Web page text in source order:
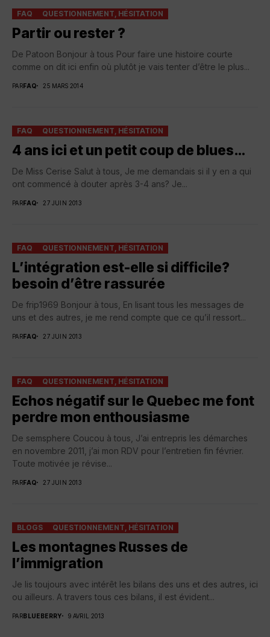
FAQ QUESTIONNEMENT, HÉSITATION
Partir ou rester ?
De Patoon Bonjour à tous Pour faire une histoire courte
comme on dit ici enfin où plutôt je vais tenter d’être le plus...
PARFAQ 25 MARS 2014
FAQ QUESTIONNEMENT, HÉSITATION
4 ans ici et un petit coup de blues…
De Miss Cerise Salut à tous, Je me demandais si il y en a qui
ont commencé à douter après 3-4 ans? Je...
PARFAQ 27 JUIN 2013
FAQ QUESTIONNEMENT, HÉSITATION
L’intégration est-elle si difficile?
besoin d’être rassurée
De frip1969 Bonjour à tous, En lisant tous les messages de
uns et des autres, je me rend compte que ce qu’il ressort...
PARFAQ 27 JUIN 2013
FAQ QUESTIONNEMENT, HÉSITATION
Echos négatif sur le Quebec me font
perdre mon enthousiasme
De semsphere Coucou à tous, J’ai entrepris les démarches
en novembre 2011, j’ai mon RDV pour l’entretien fin février.
Toute motivée je révise...
PARFAQ 27 JUIN 2013
BLOGS QUESTIONNEMENT, HÉSITATION
Les montagnes Russes de
l’immigration
Je lis toujours avec intérêt les bilans des uns et des autres, ici
ou ailleurs. A travers tous ces bilans, il est évident...
PARBLUEBERRY 9 AVRIL 2013